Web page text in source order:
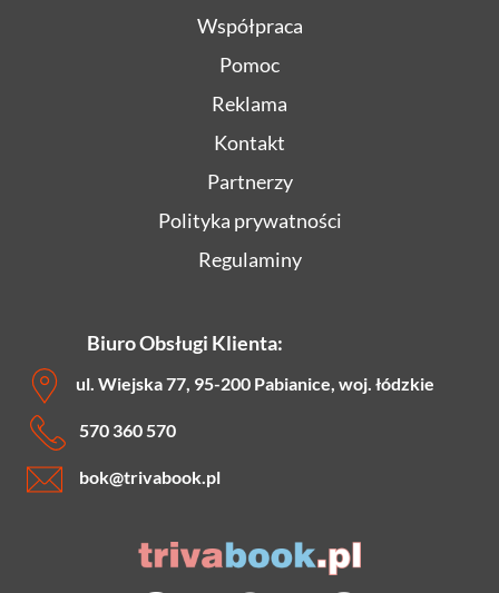
Współpraca
Pomoc
Reklama
Kontakt
Partnerzy
Polityka prywatności
Regulaminy
Biuro Obsługi Klienta:
ul. Wiejska 77, 95-200 Pabianice, woj. łódzkie
570 360 570
bok@trivabook.pl